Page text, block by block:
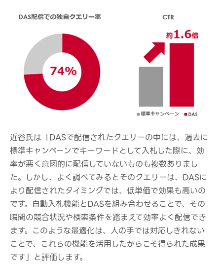
近谷氏は「DASで配信されたクエリーの中には、過去に
標準キャンペーンでキーワードとして入札した際に、効
率が悪く意図的に配信していないものも複数ありまし
た。しかし、よく調べてみるとそのクエリーは、DASに
より配信されたタイミングでは、低単価で効果も高いの
です。自動入札機能とDASを組み合わせることで、その
瞬間の競合状況や検索条件を踏まえて効率よく配信でき
ます。このような最適化は、人の手では対応しきれない
ことで、これらの機能を活用したからこそ得られた成果
です」と評価します。